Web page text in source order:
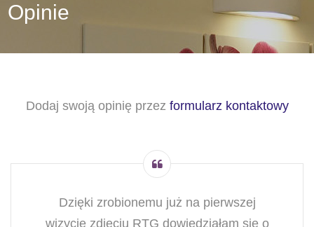
Opinie
Dodaj swoją opinię przez formularz kontaktowy
Dzięki zrobionemu już na pierwszej
wizycie zdjęciu RTG dowiedziałam się o